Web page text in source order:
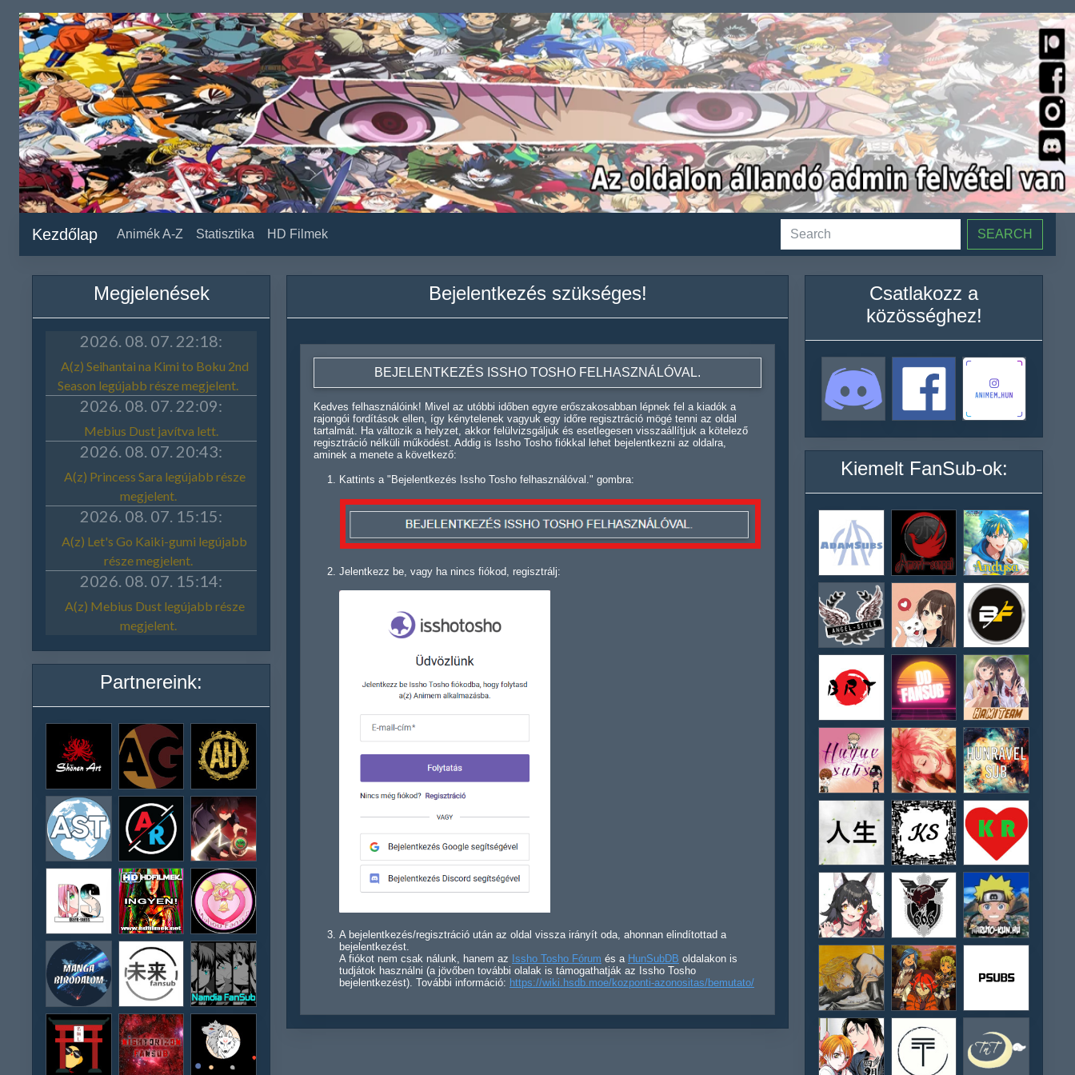
Kezdőlap Animék A-Z Statisztika HD Filmek SEARCH
Megjelenések
Partnereink:
Bejelentkezés szükséges!
BEJELENTKEZÉS ISSHO TOSHO FELHASZNÁLÓVAL.
Kedves felhasználóink! Mivel az utóbbi időben egyre erőszakosabban lépnek fel a kiadók a
rajongói fordítások ellen, így kénytelenek vagyuk egy időre regisztráció mögé tenni az oldal
tartalmát. Ha változik a helyzet, akkor felülvizsgáljuk és esetlegesen visszaállítjuk a kötelező
regisztráció nélküli működést. Addig is Issho Tosho fiókkal lehet bejelentkezni az oldalra,
aminek a menete a következő:
Kattints a "Bejelentkezés Issho Tosho felhasználóval." gombra:
Jelentkezz be, vagy ha nincs fiókod, regisztrálj:
A bejelentkezés/regisztráció után az oldal vissza irányít oda, ahonnan elindítottad a
bejelentkezést.
A fiókot nem csak nálunk, hanem az Issho Tosho Fórum és a HunSubDB oldalakon is
tudjátok használni (a jövőben további olalak is támogathatják az Issho Tosho
bejelentkezést). További információ: https://wiki.hsdb.moe/kozponti-azonositas/bemutato/
Csatlakozz a
közösséghez!
Kiemelt FanSub-ok: